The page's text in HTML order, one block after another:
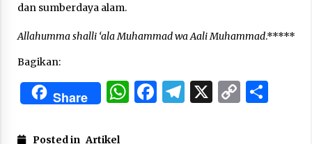
dan sumberdaya alam.
Allahumma shalli ‘ala Muhammad wa Aali Muhammad.*****
Bagikan:
Share WhatsApp
Facebook
Telegram
X Copy
Posted in Artikel